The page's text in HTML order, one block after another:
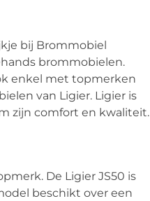
bij Brommobiel
brommobielen.
enkel met topmerken
van Ligier. Ligier is
zijn comfort en kwaliteit.
De Ligier JS50 is
beschikt over een